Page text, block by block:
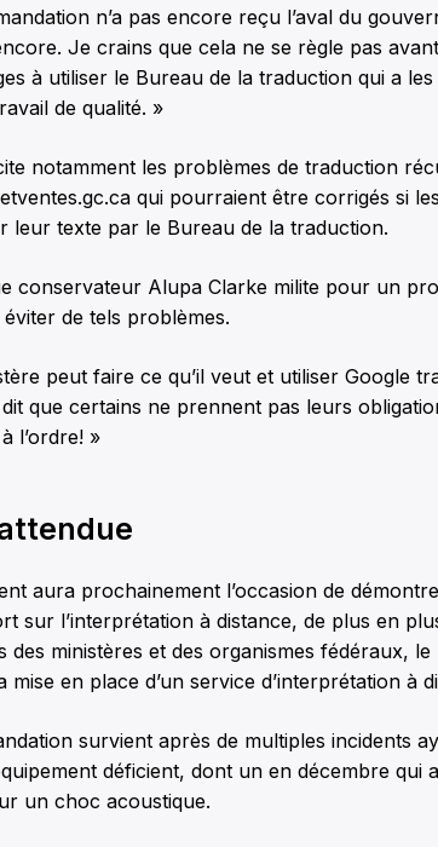
n’a pas encore reçu l’aval du
Je crains que cela ne se règle pas
à utiliser le Bureau de la traduction qui a
de qualité. »
notamment les problèmes de traduction
qui pourraient être corrigés si
leur texte par le Bureau de la traduction.
conservateur Alupa Clarke milite pour un
de tels problèmes.
peut faire ce qu’il veut et utiliser Google
que certains ne prennent pas leurs
l’ordre! »
aura prochainement l’occasion de
sur l’interprétation à distance, de plus en
des ministères et des organismes fédéraux,
mise en place d’un service d’interprétation à
survient après de multiples incidents
déficient, dont un en décembre qui
un choc acoustique.